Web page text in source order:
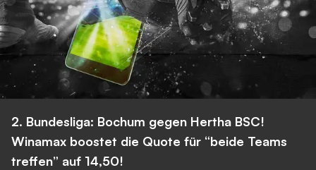
2. Bundesliga: Bochum gegen Hertha BSC!
Winamax boostet die Quote für “beide Teams
treffen” auf 14,50!